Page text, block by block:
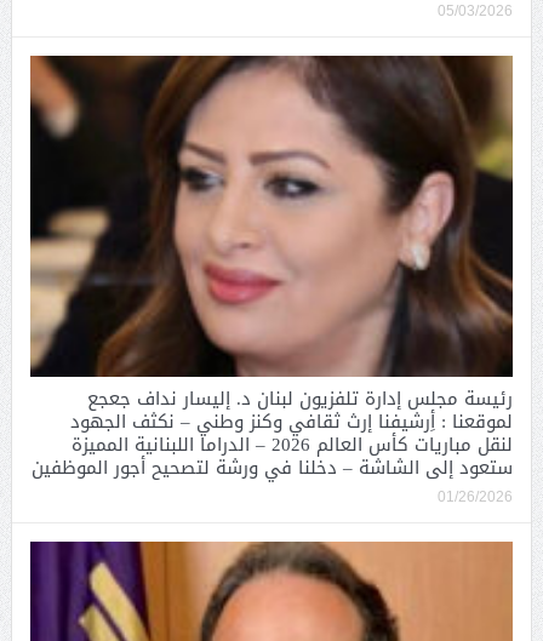
05/03/2026
رئيسة مجلس إدارة تلفزيون لبنان د. إليسار نداف جعجع
لموقعنا : أِرشيفنا إرث ثقافي وكنز وطني – نكثف الجهود
لنقل مباريات كأس العالم 2026 – الدراما اللبنانية المميزة
ستعود إلى الشاشة – دخلنا في ورشة لتصحيح أجور الموظفين
01/26/2026